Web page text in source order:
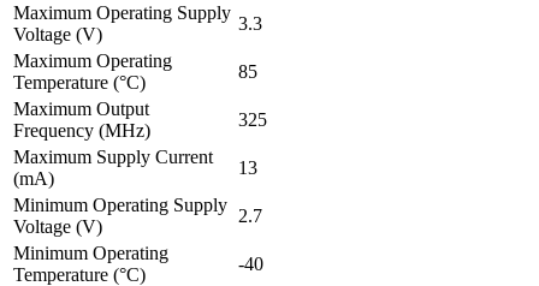
Maximum Operating Supply
Voltage (V)
3.3
Maximum Operating
Temperature (°C)
85
Maximum Output
Frequency (MHz)
325
Maximum Supply Current
(mA)
13
Minimum Operating Supply
Voltage (V)
2.7
Minimum Operating
Temperature (°C)
-40